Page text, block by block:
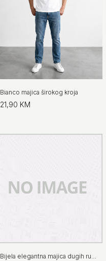
Bianco majica širokog kroja
21,90 KM
Bijela elegantna majica dugih rukava